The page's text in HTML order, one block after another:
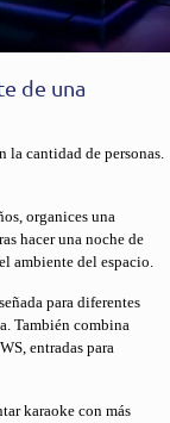
de una
la cantidad de personas.
organices una
hacer una noche de
ambiente del espacio.
para diferentes
También combina
entradas para
karaoke con más